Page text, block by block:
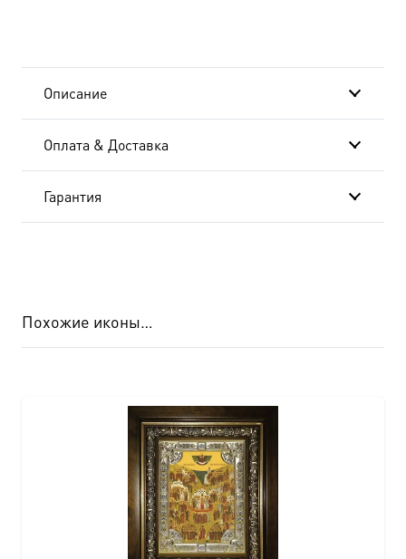
Описание
Оплата & Доставка
Гарантия
Похожие иконы…